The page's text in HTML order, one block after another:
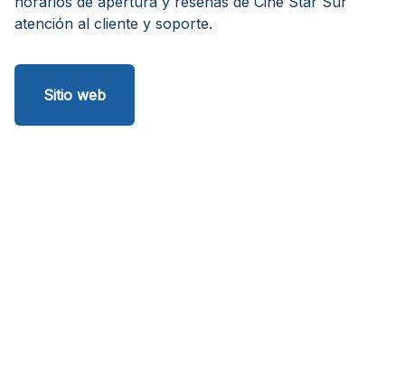
atención al cliente y soporte.
Sitio web